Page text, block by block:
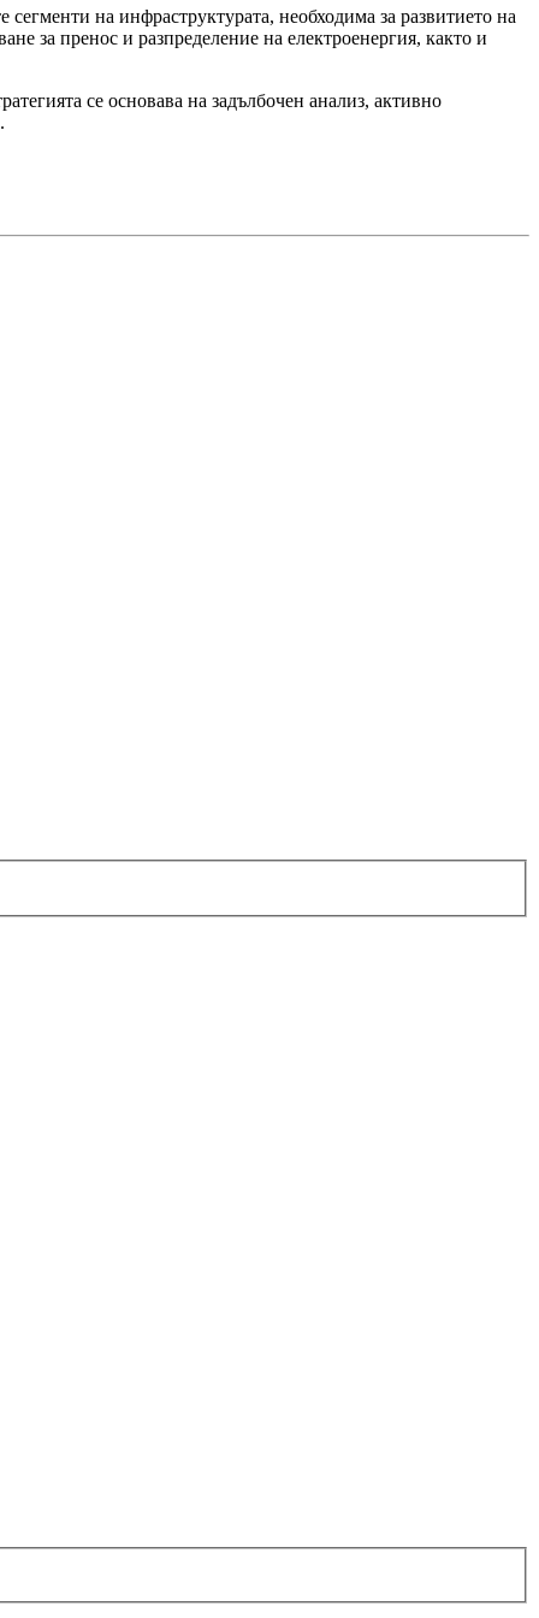
на инфраструктурата, необходима за развитието на
за пренос и разпределение на електроенергия, както и
се основава на задълбочен анализ, активно